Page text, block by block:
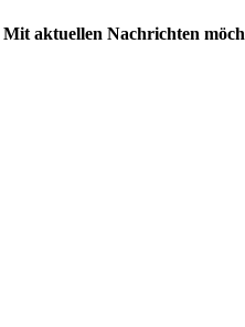
aktuellen Nachrichten